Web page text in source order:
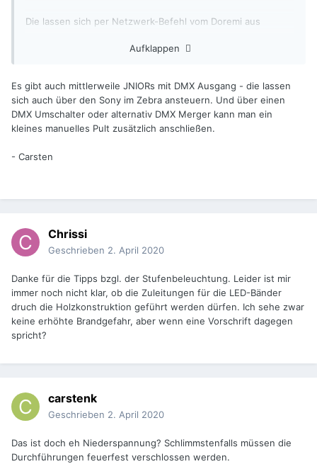
Die lassen sich per Netzwerk-Befehl vom Doremi aus
Wenn man damit leben kann, dass man nur vorgegebene
Aufklappen
Es gibt auch mittlerweile JNIORs mit DMX Ausgang - die lassen
sich auch über den Sony im Zebra ansteuern. Und über einen
DMX Umschalter oder alternativ DMX Merger kann man ein
kleines manuelles Pult zusätzlich anschließen.
- Carsten
Chrissi
Geschrieben 2. April 2020
Danke für die Tipps bzgl. der Stufenbeleuchtung. Leider ist mir
immer noch nicht klar, ob die Zuleitungen für die LED-Bänder
druch die Holzkonstruktion geführt werden dürfen. Ich sehe zwar
keine erhöhte Brandgefahr, aber wenn eine Vorschrift dagegen
spricht?
carstenk
Geschrieben 2. April 2020
Das ist doch eh Niederspannung? Schlimmstenfalls müssen die
Durchführungen feuerfest verschlossen werden.